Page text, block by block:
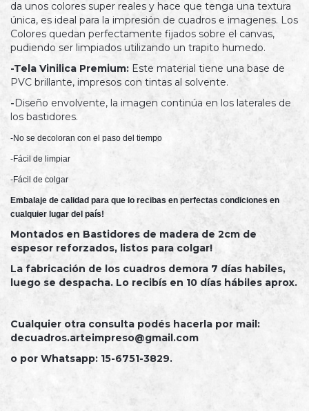
da unos colores super reales y hace que tenga una textura
única, es ideal para la impresión de cuadros e imagenes. Los
Colores quedan perfectamente fijados sobre el canvas,
pudiendo ser limpiados utilizando un trapito humedo.
-Tela Vinilica Premium: Este material tiene una base de
PVC brillante, impresos con tintas al solvente.
-Diseño envolvente, la imagen continúa en los laterales de
los bastidores.
-No se decoloran con el paso del tiempo
-Fácil de limpiar
-Fácil de colgar
Embalaje de calidad para que lo recibas en perfectas condiciones en
cualquier lugar del país!
Montados en Bastidores de madera de 2cm de
espesor reforzados, listos para colgar!
La fabricación de los cuadros demora 7 días habiles,
luego se despacha. Lo recibís en 10 días hábiles aprox.
Cualquier otra consulta podés hacerla por mail:
decuadros.arteimpreso@gmail.com
o por Whatsapp: 15-6751-3829.